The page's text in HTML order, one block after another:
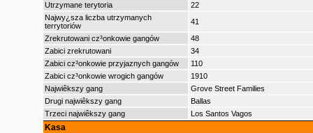
Utrzymane terytoria
22
Najwy¿sza liczba utrzymanych
terrytoriów
41
Zrekrutowani cz³onkowie gangów
48
Zabici zrekrutowani
34
Zabici cz³onkowie przyjaznych gangów
110
Zabici cz³onkowie wrogich gangów
1910
Najwiêkszy gang
Grove Street Families
Drugi najwiêkszy gang
Ballas
Trzeci najwiêkszy gang
Los Santos Vagos
Kasa